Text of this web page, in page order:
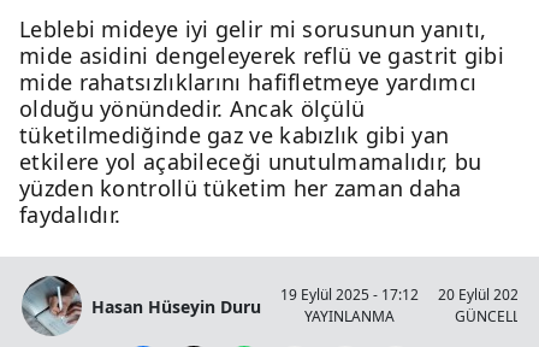
Leblebi mideye iyi gelir mi sorusunun yanıtı,
mide asidini dengeleyerek reflü ve gastrit gibi
mide rahatsızlıklarını hafifletmeye yardımcı
olduğu yönündedir. Ancak ölçülü
tüketilmediğinde gaz ve kabızlık gibi yan
etkilere yol açabileceği unutulmamalıdır, bu
yüzden kontrollü tüketim her zaman daha
faydalıdır.
Hasan Hüseyin Duru
19 Eylül 2025 - 17:12
YAYINLANMA
20 Eylül 2025